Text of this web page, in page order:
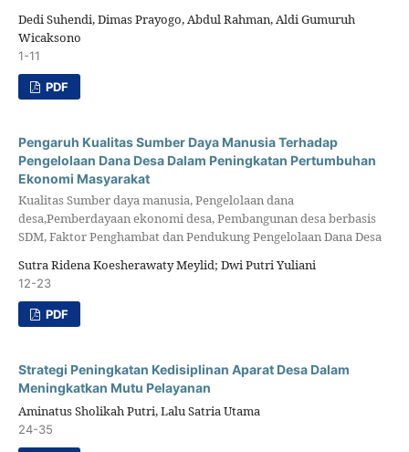
Dedi Suhendi, Dimas Prayogo, Abdul Rahman, Aldi Gumuruh
Wicaksono
1-11
PDF
Pengaruh Kualitas Sumber Daya Manusia Terhadap
Pengelolaan Dana Desa Dalam Peningkatan Pertumbuhan
Ekonomi Masyarakat
Kualitas Sumber daya manusia, Pengelolaan dana
desa,Pemberdayaan ekonomi desa, Pembangunan desa berbasis
SDM, Faktor Penghambat dan Pendukung Pengelolaan Dana Desa
Sutra Ridena Koesherawaty Meylid; Dwi Putri Yuliani
12-23
PDF
Strategi Peningkatan Kedisiplinan Aparat Desa Dalam
Meningkatkan Mutu Pelayanan
Aminatus Sholikah Putri, Lalu Satria Utama
24-35